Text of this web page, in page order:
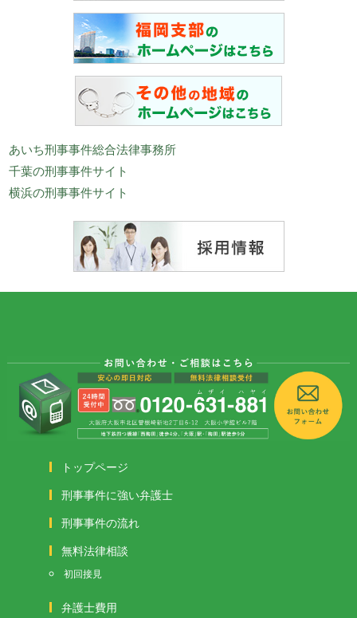
あいち刑事事件総合法律事務所
千葉の刑事事件サイト
横浜の刑事事件サイト
トップページ
刑事事件に強い弁護士
刑事事件の流れ
無料法律相談
初回接見
弁護士費用